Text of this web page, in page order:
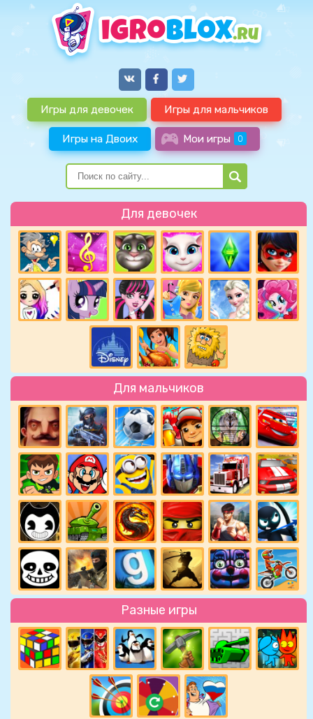
Игры для девочек Игры для мальчиков
Игры на Двоих Мои игры 0
Для девочек
Для мальчиков
Разные игры